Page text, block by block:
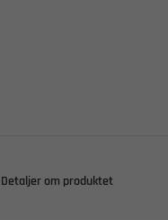
Detaljer om produktet